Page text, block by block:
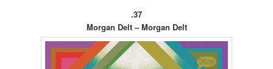
37.
Morgan Delt – Morgan Delt